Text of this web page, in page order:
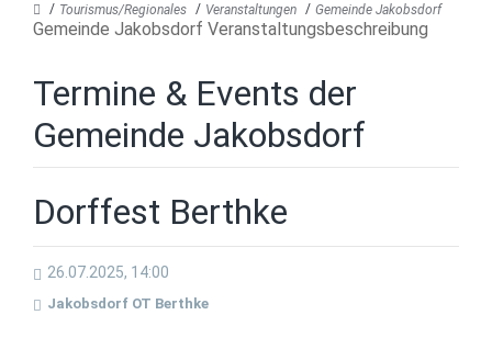
Tourismus/Regionales Veranstaltungen Gemeinde Jakobsdorf
Gemeinde Jakobsdorf Veranstaltungsbeschreibung
Termine & Events der
Gemeinde Jakobsdorf
Dorffest Berthke
26.07.2025, 14:00
Jakobsdorf OT Berthke